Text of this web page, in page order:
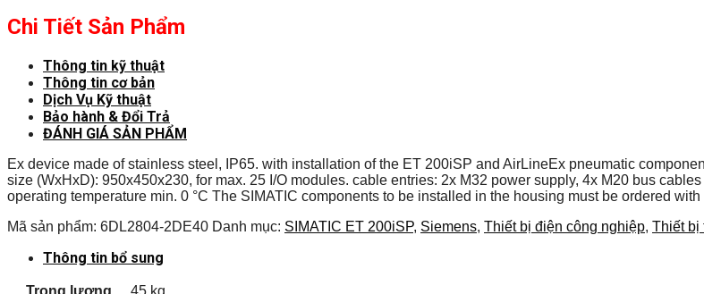
Chi Tiết Sản Phẩm
Thông tin kỹ thuật
Thông tin cơ bản
Dịch Vụ Kỹ thuật
Bảo hành & Đổi Trả
ĐÁNH GIÁ SẢN PHẨM
Ex device made of stainless steel, IP65. with installation of the ET 200iSP and AirLineEx pneumatic
size (WxHxD): 950x450x230, for max. 25 I/O modules. cable entries: 2x M32 power supply, 4x M20 bus
operating temperature min. 0 °C The SIMATIC components to be installed in the housing must be ordered
Mã sản phẩm: 6DL2804-2DE40 Danh mục: SIMATIC ET 200iSP, Siemens, Thiết bị điện công nghiệp, Thiết bị
Thông tin bổ sung
Trọng lượng 45 kg